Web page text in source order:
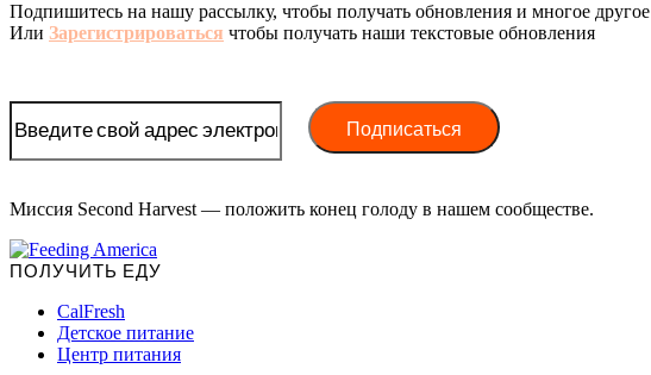
Подпишитесь на нашу рассылку, чтобы получать обновления и многое другое
Или Зарегистрироваться чтобы получать наши текстовые обновления
Миссия Second Harvest — положить конец голоду в нашем сообществе.
ПОЛУЧИТЬ ЕДУ
CalFresh
Детское питание
Центр питания